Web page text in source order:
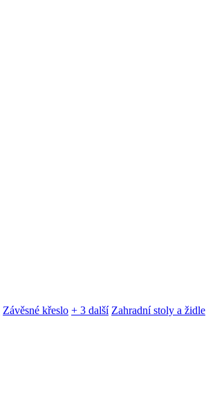
Závěsné křeslo + 3 další Zahradní stoly a židle